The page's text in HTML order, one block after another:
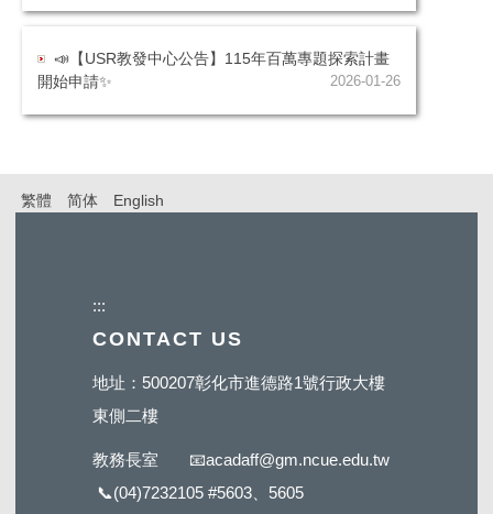
📣【USR教發中心公告】115年百萬專題探索計畫
開始申請✨
2026-01-26
繁體 简体 English
:::
CONTACT US
地址：500207彰化市進德路1號行政大樓
東側二樓
教務長室 📧acadaff@gm.ncue.edu.tw
📞(04)7232105 #5603 、5605